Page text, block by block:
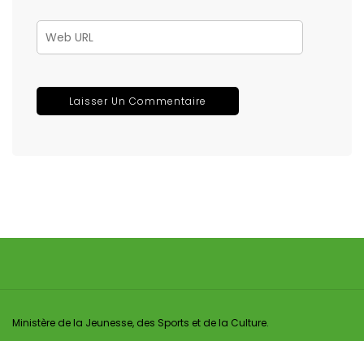
Ministère de la Jeunesse, des Sports et de la Culture.